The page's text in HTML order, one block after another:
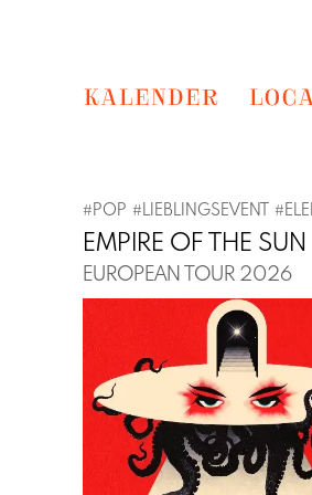
KALENDER
#POP #LIEBLINGSEVENT #
EMPIRE OF THE SUN
EUROPEAN TOUR 2026
Previous